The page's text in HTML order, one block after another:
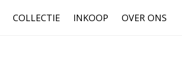
COLLECTIE INKOOP OVER ONS